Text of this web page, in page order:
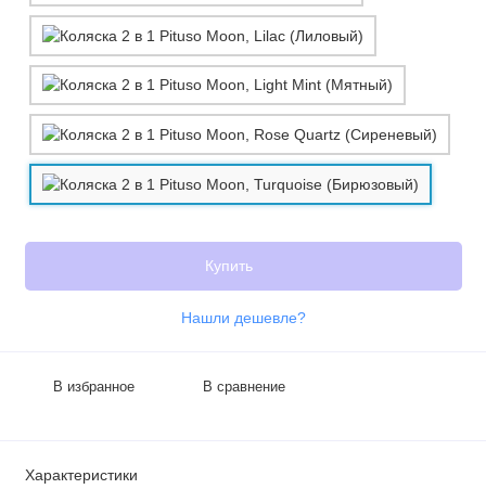
Купить
Нашли дешевле?
В избранное В сравнение
Характеристики